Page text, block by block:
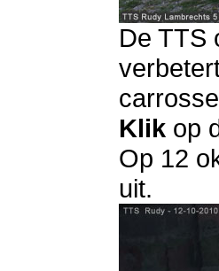
De TTS
Klik op
Op 12
uit.